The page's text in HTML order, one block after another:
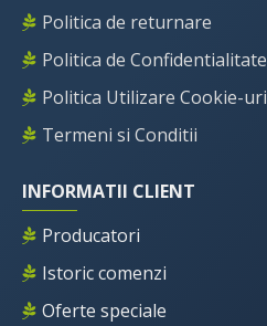
Politica de returnare
Politica de Confidentialitate
Politica Utilizare Cookie-uri
Termeni si Conditii
INFORMATII CLIENT
Producatori
Istoric comenzi
Oferte speciale